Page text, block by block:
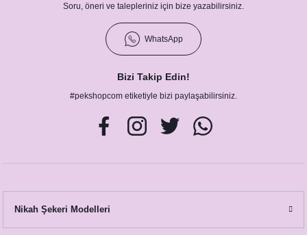
Soru, öneri ve talepleriniz için bize yazabilirsiniz.
WhatsApp
Bizi Takip Edin!
#pekshopcom etiketiyle bizi paylaşabilirsiniz.
Nikah Şekeri Modelleri